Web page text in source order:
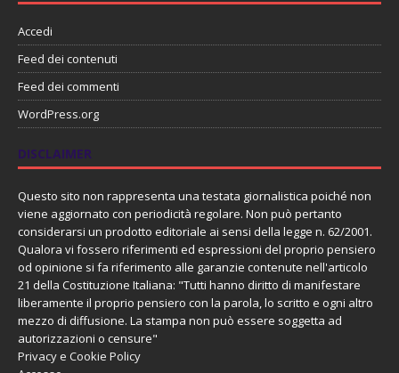
Accedi
Feed dei contenuti
Feed dei commenti
WordPress.org
DISCLAIMER
Questo sito non rappresenta una testata giornalistica poiché non
viene aggiornato con periodicità regolare. Non può pertanto
considerarsi un prodotto editoriale ai sensi della legge n. 62/2001.
Qualora vi fossero riferimenti ed espressioni del proprio pensiero
od opinione si fa riferimento alle garanzie contenute nell'articolo
21 della Costituzione Italiana: "Tutti hanno diritto di manifestare
liberamente il proprio pensiero con la parola, lo scritto e ogni altro
mezzo di diffusione. La stampa non può essere soggetta ad
autorizzazioni o censure"
Privacy e Cookie Policy